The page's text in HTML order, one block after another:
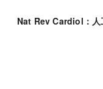
Nat Rev Cardiol：人